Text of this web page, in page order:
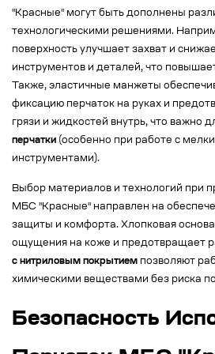
"Красные" могут быть дополнены
технологическими решениями.
поверхность улучшает захват и
инструментов и деталей, что
Также, эластичные манжеты
фиксацию перчаток на руках и
грязи и жидкостей внутрь, что важно
перчатки (особенно при работе с
инструментами).
Выбор материалов и технологий при
МБС "Красные" направлен на
защиты и комфорта. Хлопковая
ощущения на коже и предотвращает
с нитриловым покрытием позволяют
химическими веществами без риска
Безопасность